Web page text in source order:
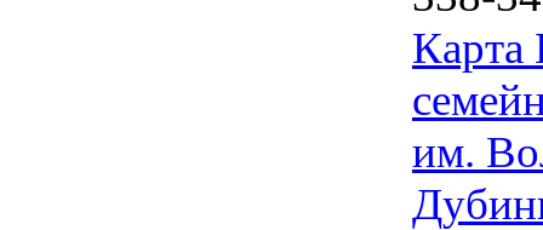
Карта
им.